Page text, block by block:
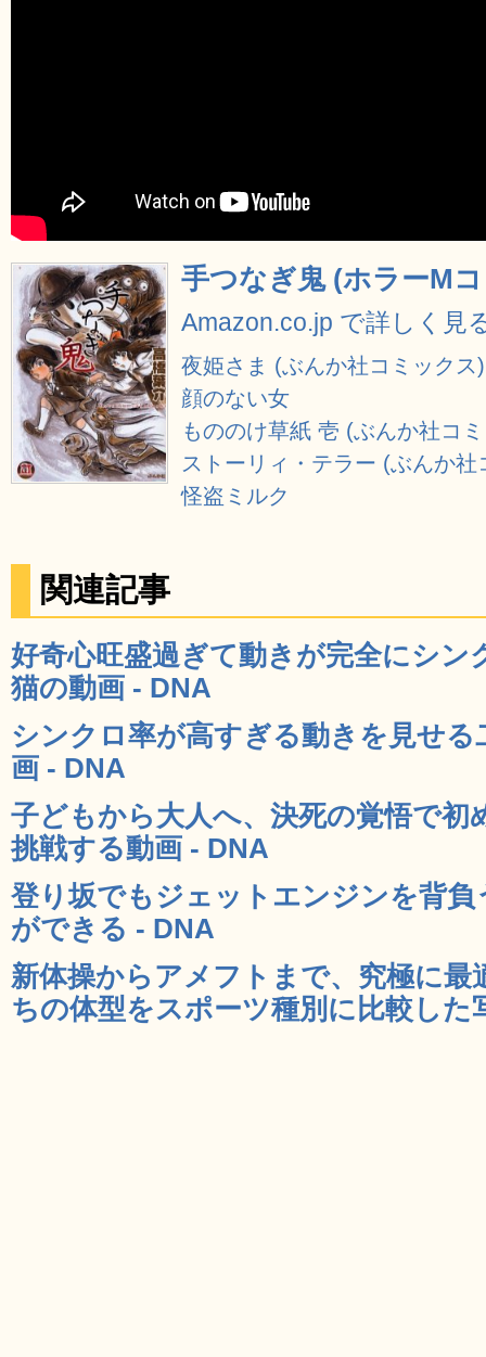
手つなぎ鬼 (ホラーM
Amazon.co.jp で詳しく見
夜姫さま (ぶんか社コミックス)
顔のない女
もののけ草紙 壱 (ぶんか社コ
ストーリィ・テラー (ぶんか社
怪盗ミルク
関連記事
好奇心旺盛過ぎて動きが完全にシン
猫の動画 - DNA
シンクロ率が高すぎる動きを見せ
画 - DNA
子どもから大人へ、決死の覚悟で初
挑戦する動画 - DNA
登り坂でもジェットエンジンを背
ができる - DNA
新体操からアメフトまで、究極に
ちの体型をスポーツ種別に比較した